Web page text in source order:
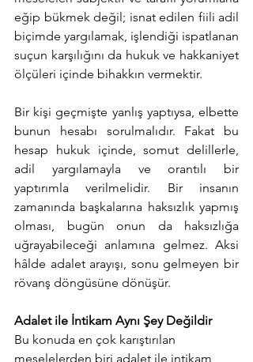
eğip bükmek değil; isnat edilen fiili adil
biçimde yargılamak, işlendiği ispatlanan
suçun karşılığını da hukuk ve hakkaniyet
ölçüleri içinde bihakkın vermektir.
Bir kişi geçmişte yanlış yaptıysa, elbette
bunun hesabı sorulmalıdır. Fakat bu
hesap hukuk içinde, somut delillerle,
adil yargılamayla ve orantılı bir
yaptırımla verilmelidir. Bir insanın
zamanında başkalarına haksızlık yapmış
olması, bugün onun da haksızlığa
uğrayabileceği anlamına gelmez. Aksi
hâlde adalet arayışı, sonu gelmeyen bir
rövanş döngüsüne dönüşür.
Adalet ile İntikam Aynı Şey Değildir
Bu konuda en çok karıştırılan
meselelerden biri adalet ile intikam